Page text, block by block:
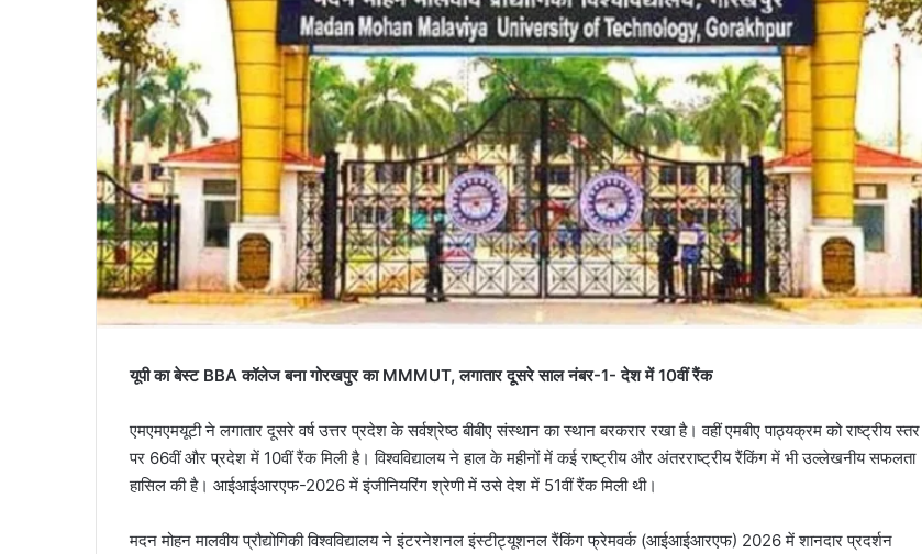
यूपी का बेस्ट BBA कॉलेज बना गोरखपुर का MMMUT, लगातार दूसरे साल नंबर-1- देश में 10वीं रैंक
एमएमएमयूटी ने लगातार दूसरे वर्ष उत्तर प्रदेश के सर्वश्रेष्ठ बीबीए संस्थान का स्थान बरकरार रखा है। वहीं एमबीए पाठ्यक्रम को राष्ट्रीय स्तर
पर 66वीं और प्रदेश में 10वीं रैंक मिली है। विश्वविद्यालय ने हाल के महीनों में कई राष्ट्रीय और अंतरराष्ट्रीय रैंकिंग में भी उल्लेखनीय सफलता
हासिल की है। आईआईआरएफ-2026 में इंजीनियरिंग श्रेणी में उसे देश में 51वीं रैंक मिली थी।
मदन मोहन मालवीय प्रौद्योगिकी विश्वविद्यालय ने इंटरनेशनल इंस्टीट्यूशनल रैंकिंग फ्रेमवर्क (आईआईआरएफ) 2026 में शानदार प्रदर्शन